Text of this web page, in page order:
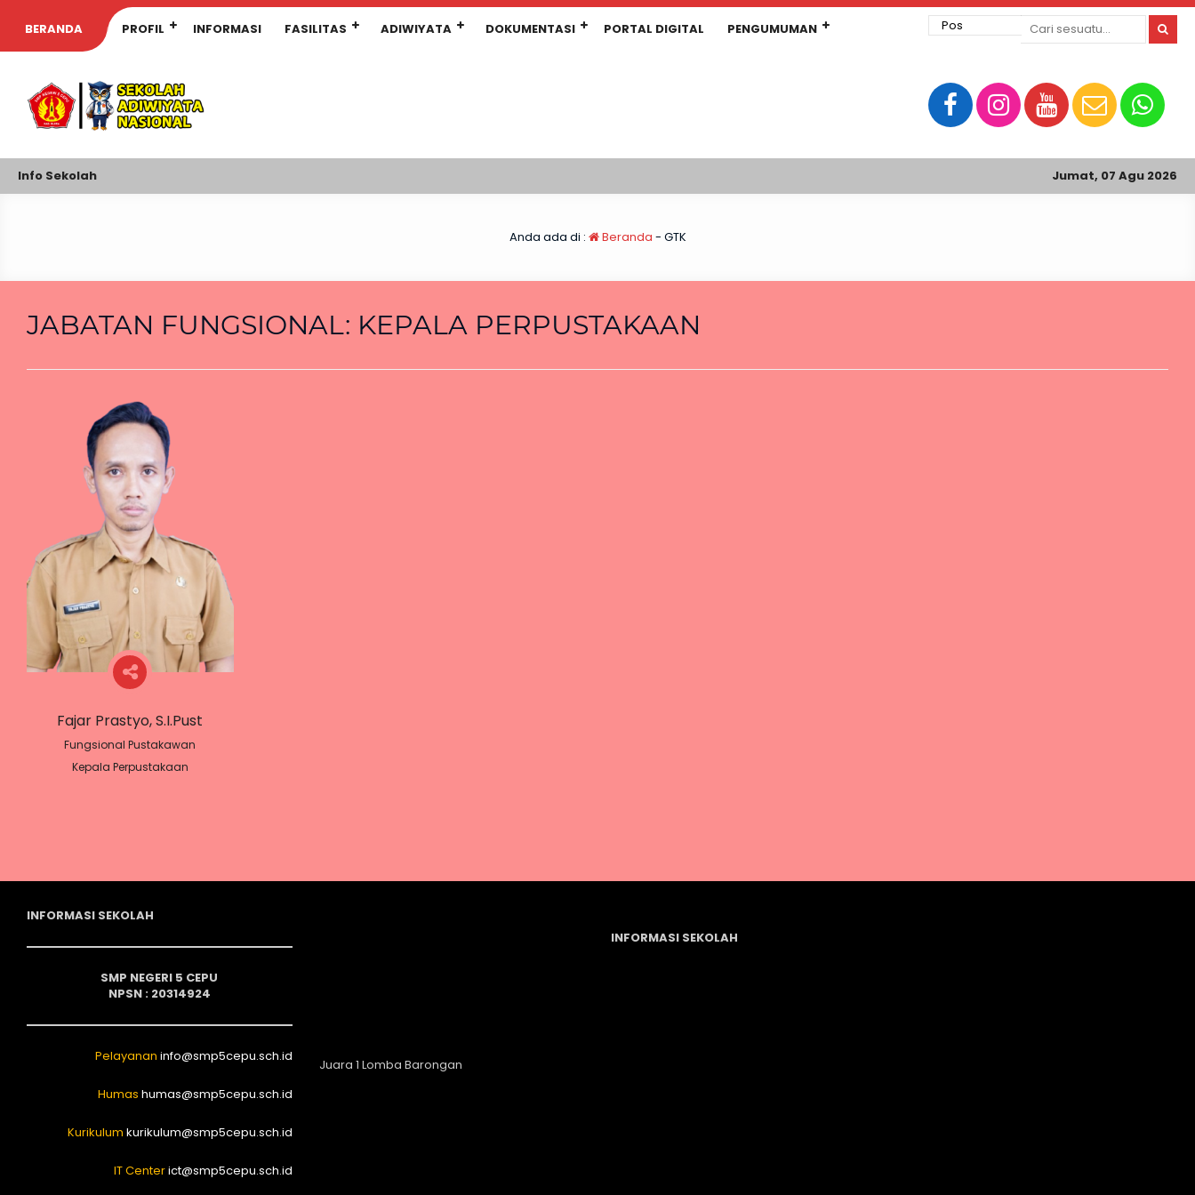
BERANDA PROFIL INFORMASI FASILITAS ADIWIYATA DOKUMENTASI PORTAL DIGITAL PENGUMUMAN
Info Sekolah Jumat, 07 Agu 2026
Anda ada di : Beranda - GTK
JABATAN FUNGSIONAL: KEPALA PERPUSTAKAAN
Fajar Prastyo, S.I.Pust
Fungsional Pustakawan
Kepala Perpustakaan
INFORMASI SEKOLAH
SMP NEGERI 5 CEPU
NPSN : 20314924
Pelayanan info@smp5cepu.sch.id
Humas humas@smp5cepu.sch.id
Kurikulum kurikulum@smp5cepu.sch.id
IT Centerict@smp5cepu.sch.id
Juara 1 Lomba Barongan
INFORMASI SEKOLAH